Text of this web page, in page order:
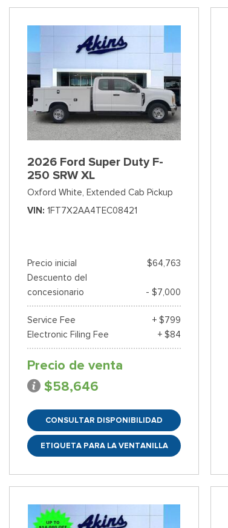
2026 Ford Super Duty F-
250 SRW XL
Oxford White, Extended Cab Pickup
VIN
1FT7X2AA4TEC08421
Precio inicial
$64,763
Descuento del
concesionario
- $7,000
Service Fee
+ $799
Electronic Filing Fee
+ $84
Precio de venta
$58,646
CONSULTAR DISPONIBILIDAD
ETIQUETA PARA LA VENTANILLA